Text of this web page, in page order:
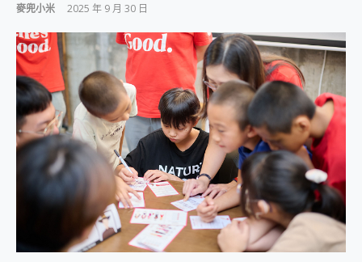
防窺黑科技 Galaxy S26 Ultra系列保護貼怎麼選？imos AR 低反光玻璃、藍寶石鏡頭貼與軍規防摔殼完整開箱評價
AI 支付 一錶搞定大小事 Xiaomi Watch 5 開箱 評測
超驚艷 讓人一眼就愛上 LENOVO 聯想 Yoga Book 9 14吋 AI輕薄筆電 開箱 評測
美到讓人超想擁有 moto pad 60 系列 與 Moto | Swarovski razr 60 冰藍限定版本 開箱 評測
好用的 EaseUS Partition Master 讓您輕鬆的移除與格式化有防寫保護的隨身碟或SD卡
一鍵修復模糊影片、舊照的 AI 好幫手! VideoProc Converter AI 新版全解析 × 年末優惠，一篇全看懂
小朋友才做選擇 投影機 RGB藍牙音響 氛圍情境燈 我通通都要！ Starfish 2 幻彩膠囊投影機｜結合「 智慧投影 & 煥彩流動 」的沈浸式生活新體驗
外型超吸晴~ 給您絕佳操控體驗 GravaStar Mercury K1 系列 異星機械鍵盤與 Mercury X 系列 輕量無線電競滑鼠 開箱 評測
開箱~變身「蜘蛛人」椅子軍師！MSI MPG 491CQP QD-OLED 超寬曲面電競螢幕，多工辦公、爽度滿滿的終極桌面體驗
iPhone 17 系列 有認證的防護來囉！ imos 首家導入 UL MCV 行銷宣告驗證的手機配件品牌
DJI Osmo Pocket 3 爽爽帶回家 歡慶 EaseUS 21 週年到來，「Slogan 海報徵稿活動」好康大放送
小巧好吸不擋鏡頭 有Qi2認證的 ONPRO MagReact MXs2 5000mAh薄型磁吸無線急速行動電源 開箱 評測
會走動的冷暖氣 SONY REON POCKET PRO 穿戴式智慧冷暖調溫裝置 開箱 評測
麥兜小米 2025 年 9 月 30 日